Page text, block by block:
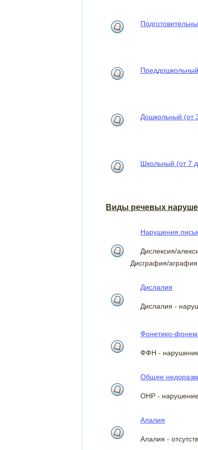
Дошкольный (от
Школьный (от 7
Виды речевых
Нарушения
Дислексия/
Дисграфия/
Дислалия
Дислалия -
Фонетико-
ФФН - нарушение
Общее
ОНР - нарушение
Алалия
Алалия -